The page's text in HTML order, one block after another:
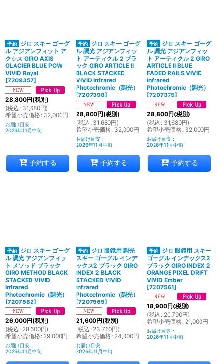
ジロ スキー ゴーグ
ル アジアンフィット ア
クシス GIRO AXIS
GLACIER BLUE POW
VIVID Royal
[7209357]
28,800円(税別)
(税込 : 31,680円)
希望小売価格: 32,000円
お届け目安 :
2026年11月中旬
予約する
ジロ スキー ゴーグ
ル 調光 アジアンフィッ
ト アーティクル 2 ブラ
ック GIRO ARTICLE II
BLACK STACKED
VIVID Infrared
Photochromic（調光）
[7207398]
28,800円(税別)
(税込 : 31,680円)
希望小売価格: 32,000円
お届け目安 :
2026年11月中旬
予約する
ジロ スキー ゴーグ
ル 調光 アジアンフィッ
ト アーティクル 2 GIRO
ARTICLE II BLUE
FADED RAILS VIVID
Infrared
Photochromic（調光）
[7207375]
28,800円(税別)
(税込 : 31,680円)
希望小売価格: 32,000円
お届け目安 :
2026年11月中旬
予約する
ジロ スキー ゴーグ
ル 調光 アジアンフィッ
ト メソッド ブラック
GIRO METHOD BLACK
STACKED VIVID
Infrared
Photochromic（調光）
[7207582]
26,000円(税別)
(税込 : 28,600円)
希望小売価格: 29,000円
お届け目安 :
2026年11月中旬
ジロ 眼鏡用 調光
スキー ゴーグル インデ
ックス2 ブラック GIRO
INDEX 2 BLACK
STACKED VIVID
Infrared
Photochromic（調光）
[7207565]
21,600円(税別)
(税込 : 23,760円)
希望小売価格: 24,000円
お届け目安 :
2026年11月中旬
ジロ 眼鏡用 スキー
ゴーグル インデックス2
ブラック GIRO INDEX 2
ORANGE PIXEL DRIFT
VIVID Ember
[7207561]
18,900円(税別)
(税込 : 20,790円)
希望小売価格: 21,000円
お届け目安 :
2026年11月中旬